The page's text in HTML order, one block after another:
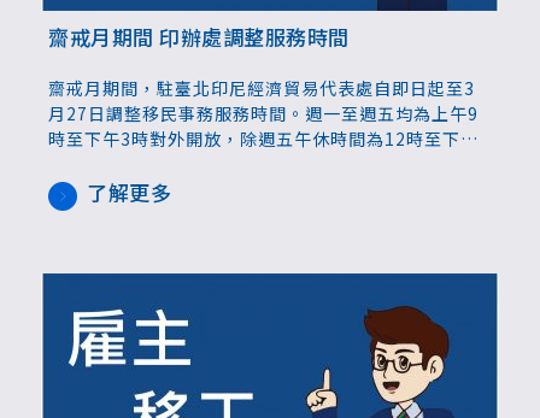
齋戒月期間 印辦處調整服務時間
齋戒月期間，駐臺北印尼經濟貿易代表處自即日起至3
月27日調整移民事務服務時間。週一至週五均為上午9
時至下午3時對外開放，除週五午休時間為12時至下午1
仲介業者及洽公民眾留意。
了解更多